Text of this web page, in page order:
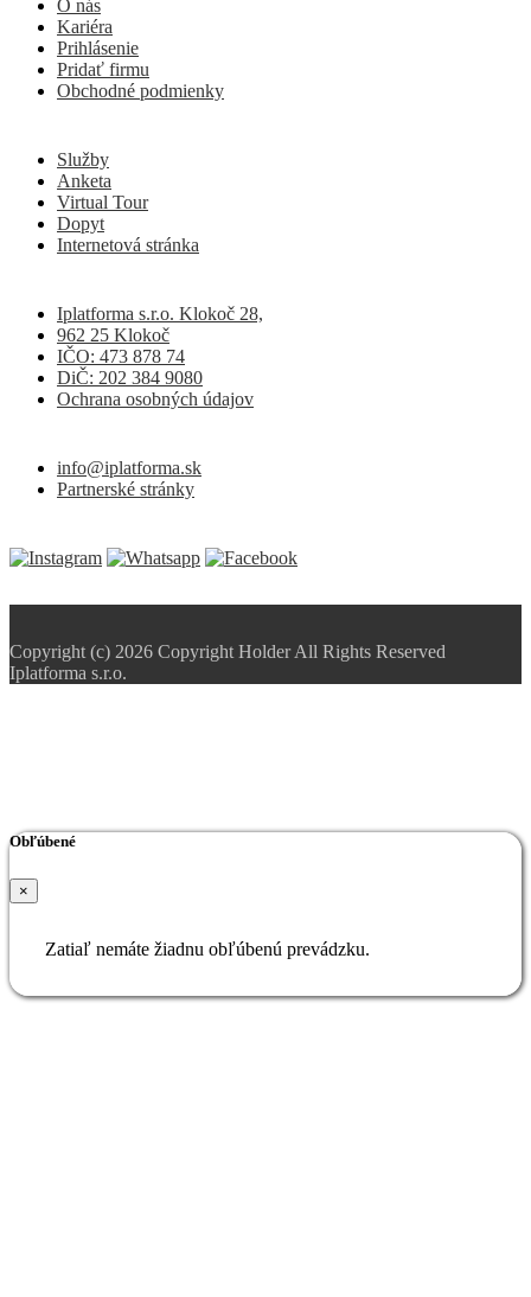
O nás
Kariéra
Prihlásenie
Pridať firmu
Obchodné podmienky
Služby
Anketa
Virtual Tour
Dopyt
Internetová stránka
Iplatforma s.r.o. Klokoč 28,
962 25 Klokoč
IČO: 473 878 74
DiČ: 202 384 9080
Ochrana osobných údajov
info@iplatforma.sk
Partnerské stránky
Copyright (c) 2026 Copyright Holder All Rights Reserved
Iplatforma s.r.o.
Obľúbené
×
Zatiaľ nemáte žiadnu obľúbenú prevádzku.